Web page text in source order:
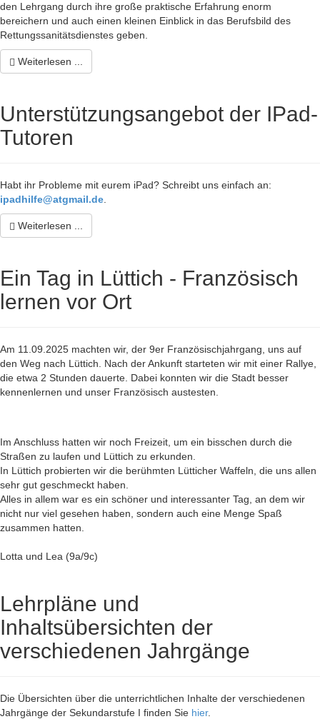
den Lehrgang durch ihre große praktische Erfahrung enorm
bereichern und auch einen kleinen Einblick in das Berufsbild des
Rettungssanitätsdienstes geben.
Weiterlesen ...
Unterstützungsangebot der IPad-
Tutoren
Habt ihr Probleme mit eurem iPad? Schreibt uns einfach an:
ipadhilfe@atgmail.de
Weiterlesen ...
Ein Tag in Lüttich - Französisch
lernen vor Ort
Am 11.09.2025 machten wir, der 9er Französischjahrgang, uns auf
den Weg nach Lüttich. Nach der Ankunft starteten wir mit einer Rallye,
die etwa 2 Stunden dauerte. Dabei konnten wir die Stadt besser
kennenlernen und unser Französisch austesten.
Im Anschluss hatten wir noch Freizeit, um ein bisschen durch die
Straßen zu laufen und Lüttich zu erkunden.
In Lüttich probierten wir die berühmten Lütticher Waffeln, die uns allen
sehr gut geschmeckt haben.
Alles in allem war es ein schöner und interessanter Tag, an dem wir
nicht nur viel gesehen haben, sondern auch eine Menge Spaß
zusammen hatten.
Lotta und Lea (9a/9c)
Lehrpläne und
Inhaltsübersichten der
verschiedenen Jahrgänge
Die Übersichten über die unterrichtlichen Inhalte der verschiedenen
Jahrgänge der Sekundarstufe I finden Sie hier.